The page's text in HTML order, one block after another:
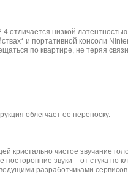
отличается низкой
и портативной консоли
по квартире, не теряя
облегчает ее переноску.
кристально чистое звучание
звуки – от стука по
разработчиками сервисов